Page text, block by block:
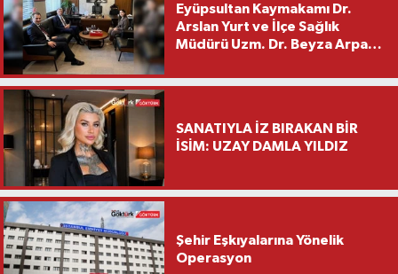
Eyüpsultan Kaymakamı Dr.
Arslan Yurt ve İlçe Sağlık
Müdürü Uzm. Dr. Beyza Arpacı
Ziyareti
SANATIYLA İZ BIRAKAN BİR
İSİM: UZAY DAMLA YILDIZ
Şehir Eşkıyalarına Yönelik
Operasyon